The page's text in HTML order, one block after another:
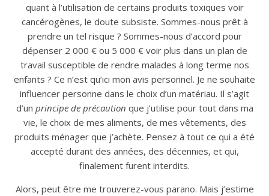
quant à l’utilisation de certains produits toxiques voir
cancérogènes, le doute subsiste. Sommes-nous prêt à
prendre un tel risque ? Sommes-nous d’accord pour
dépenser 2 000 € ou 5 000 € voir plus dans un plan de
travail susceptible de rendre malades à long terme nos
enfants ? Ce n’est qu’ici mon avis personnel. Je ne souhaite
influencer personne dans le choix d’un matériau. Il s’agit
d’un principe de précaution que j’utilise pour tout dans ma
vie, le choix de mes aliments, de mes vêtements, des
produits ménager que j’achète. Pensez à tout ce qui a été
accepté durant des années, des décennies, et qui,
finalement furent interdits.
Alors, peut être me trouverez-vous parano. Mais j’estime